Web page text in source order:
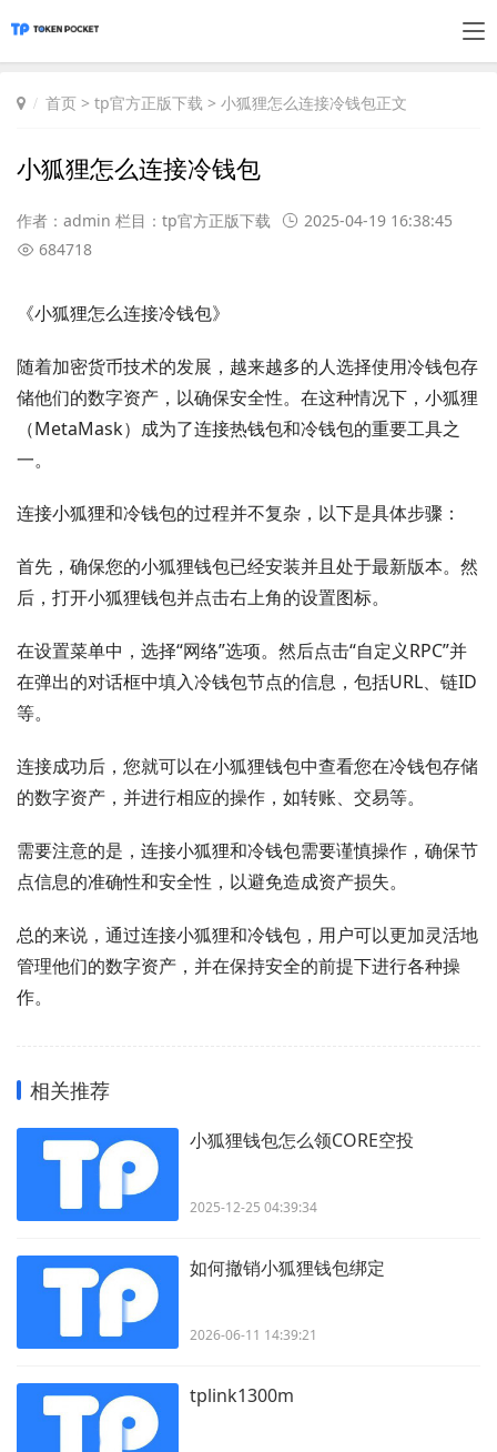
首页 > tp官方正版下载 > 小狐狸怎么连接冷钱包正文
小狐狸怎么连接冷钱包
作者：admin 栏目： tp官方正版下载
2025-04-19 16:38:45
684718
《小狐狸怎么连接冷钱包》
随着加密货币技术的发展，越来越多的人选择使用冷钱包存
储他们的数字资产，以确保安全性。在这种情况下，小狐狸
（MetaMask）成为了连接热钱包和冷钱包的重要工具之
一。
连接小狐狸和冷钱包的过程并不复杂，以下是具体步骤：
首先，确保您的小狐狸钱包已经安装并且处于最新版本。然
后，打开小狐狸钱包并点击右上角的设置图标。
在设置菜单中，选择“网络”选项。然后点击“自定义RPC”并
在弹出的对话框中填入冷钱包节点的信息，包括URL、链ID
等。
连接成功后，您就可以在小狐狸钱包中查看您在冷钱包存储
的数字资产，并进行相应的操作，如转账、交易等。
需要注意的是，连接小狐狸和冷钱包需要谨慎操作，确保节
点信息的准确性和安全性，以避免造成资产损失。
总的来说，通过连接小狐狸和冷钱包，用户可以更加灵活地
管理他们的数字资产，并在保持安全的前提下进行各种操
作。
相关推荐
小狐狸钱包怎么领CORE空投
2025-12-25 04:39:34
如何撤销小狐狸钱包绑定
2026-06-11 14:39:21
tplink1300m